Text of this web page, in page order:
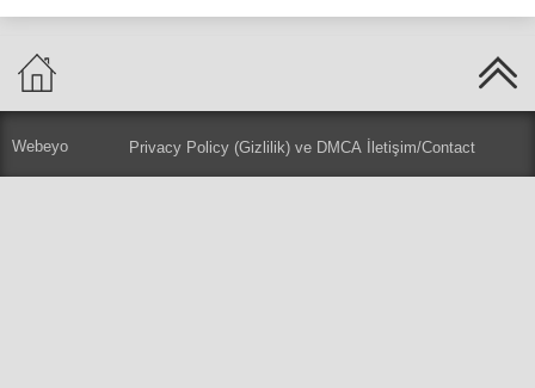
Webeyo Privacy Policy (Gizlilik) ve DMCA İletişim/Contact